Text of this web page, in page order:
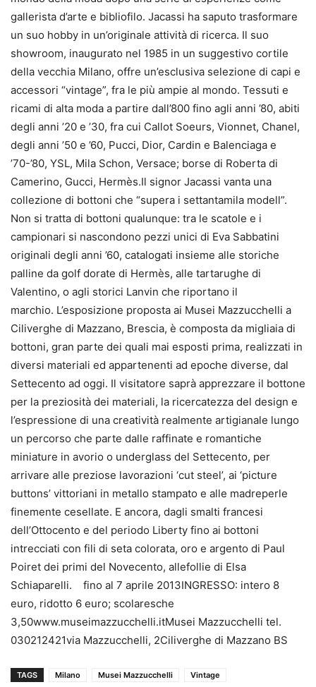
gallerista d’arte e bibliofilo. Jacassi ha saputo trasformare
un suo hobby in un’originale attività di ricerca. Il suo
showroom, inaugurato nel 1985 in un suggestivo cortile
della vecchia Milano, offre un’esclusiva selezione di capi e
accessori “vintage”, fra le più ampie al mondo. Tessuti e
ricami di alta moda a partire dall’800 fino agli anni ’80, abiti
degli anni ’20 e ’30, fra cui Callot Soeurs, Vionnet, Chanel,
degli anni ’50 e ’60, Pucci, Dior, Cardin e Balenciaga e
’70-’80, YSL, Mila Schon, Versace; borse di Roberta di
Camerino, Gucci, Hermès.Il signor Jacassi vanta una
collezione di bottoni che “supera i settantamila modell”.
Non si tratta di bottoni qualunque: tra le scatole e i
campionari si nascondono pezzi unici di Eva Sabbatini
originali degli anni ’60, catalogati insieme alle storiche
palline da golf dorate di Hermès, alle tartarughe di
Valentino, o agli storici Lanvin che riportano il
marchio. L’esposizione proposta ai Musei Mazzucchelli a
Ciliverghe di Mazzano, Brescia, è composta da migliaia di
bottoni, gran parte dei quali mai esposti prima, realizzati in
diversi materiali ed appartenenti ad epoche diverse, dal
Settecento ad oggi. Il visitatore saprà apprezzare il bottone
per la preziosità dei materiali, la ricercatezza del design e
l’espressione di una creatività realmente artigianale lungo
un percorso che parte dalle raffinate e romantiche
miniature in avorio o underglass del Settecento, per
arrivare alle preziose lavorazioni ‘cut steel’, ai ‘picture
buttons’ vittoriani in metallo stampato e alle madreperle
finemente cesellate. E ancora, dagli smalti francesi
dell’Ottocento e del periodo Liberty fino ai bottoni
intrecciati con fili di seta colorata, oro e argento di Paul
Poiret dei primi del Novecento, allefollie di Elsa
Schiaparelli. fino al 7 aprile 2013INGRESSO: intero 8
euro, ridotto 6 euro; scolaresche
3,50www.museimazzucchelli.itMusei Mazzucchelli tel.
030212421via Mazzucchelli, 2Ciliverghe di Mazzano BS
TAGS Milano Musei Mazzucchelli Vintage